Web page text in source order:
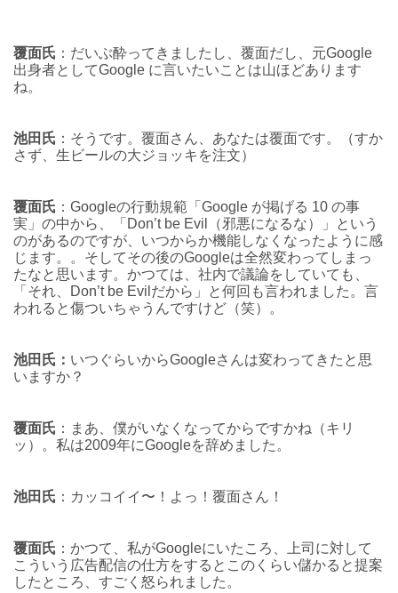
覆面氏 ：だいぶ酔ってきましたし、覆面だし、元Google
出身者としてGoogle に言いたいことは山ほどあります
ね。
池田氏 ：そうです。覆面さん、あなたは覆面です。（すか
さず、生ビールの大ジョッキを注文）
覆面氏 ：Googleの行動規範「Google が掲げる 10 の事
実」の中から、「Don’t be Evil（邪悪になるな）」という
のがあるのですが、いつからか機能しなくなったように感
じます。。そしてその後のGoogleは全然変わってしまっ
たなと思います。かつては、社内で議論をしていても、
「それ、Don’t be Evilだから」と何回も言われました。言
われると傷ついちゃうんですけど（笑）。
池田氏： いつぐらいからGoogleさんは変わってきたと思
いますか？
覆面氏 ：まあ、僕がいなくなってからですかね（キリ
ッ）。私は2009年にGoogleを辞めました。
池田氏 ：カッコイイ〜！よっ！覆面さん！
覆面氏 ：かつて、私がGoogleにいたころ、上司に対して
こういう広告配信の仕方をするとこのくらい儲かると提案
したところ、すごく怒られました。